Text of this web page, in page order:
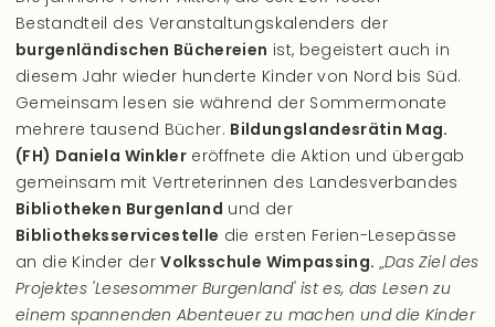
Bestandteil des Veranstaltungskalenders der
burgenländischen Büchereien ist, begeistert auch in
diesem Jahr wieder hunderte Kinder von Nord bis Süd.
Gemeinsam lesen sie während der Sommermonate
mehrere tausend Bücher. Bildungslandesrätin Mag.
(FH) Daniela Winkler eröffnete die Aktion und übergab
gemeinsam mit Vertreterinnen des Landesverbandes
Bibliotheken Burgenland und der
Bibliotheksservicestelle die ersten Ferien-Lesepässe
an die Kinder derVolksschule Wimpassing. „Das Ziel des
Projektes 'Lesesommer Burgenland' ist es, das Lesen zu
einem spannenden Abenteuer zu machen und die Kinder